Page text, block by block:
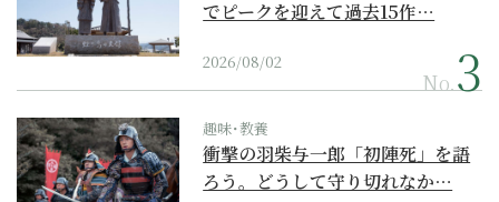
でピークを迎えて過去15作…
2026/08/02
No.
趣味･教養
衝撃の羽柴与一郎「初陣死」を語
ろう。どうして守り切れなか…